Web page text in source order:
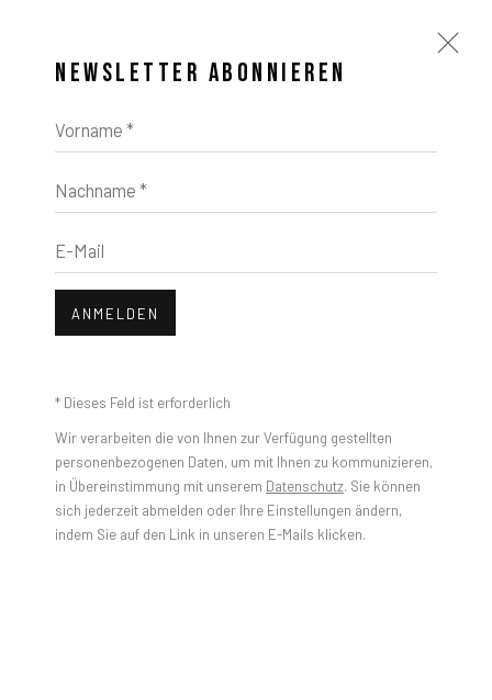
NEWSLETTER ABONNIEREN
Vorname *
Nachname *
E-Mail
ANMELDEN
* Dieses Feld ist erforderlich
Wir verarbeiten die von Ihnen zur Verfügung gestellten
personenbezogenen Daten, um mit Ihnen zu kommunizieren,
in Übereinstimmung mit unserem Datenschutz. Sie können
sich jederzeit abmelden oder Ihre Einstellungen ändern,
indem Sie auf den Link in unseren E-Mails klicken.